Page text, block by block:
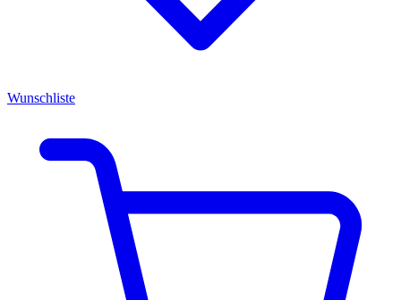
Wunschliste